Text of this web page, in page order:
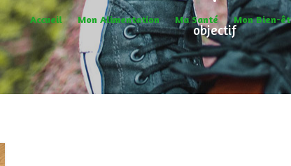
Accueil Mon Alimentation Ma Santé Mon Bien-
objectif